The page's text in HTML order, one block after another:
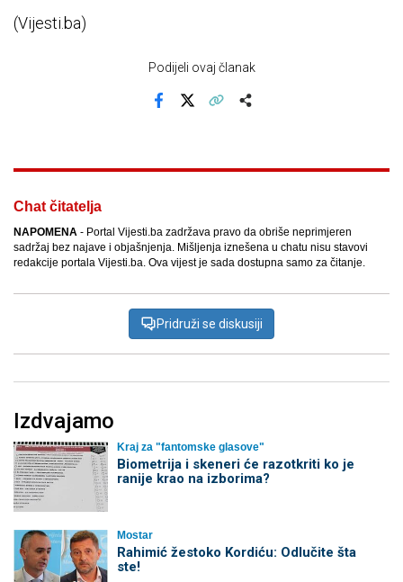
(Vijesti.ba)
Podijeli ovaj članak
Chat čitatelja
NAPOMENA - Portal Vijesti.ba zadržava pravo da obriše neprimjeren
sadržaj bez najave i objašnjenja. Mišljenja iznešena u chatu nisu stavovi
redakcije portala Vijesti.ba. Ova vijest je sada dostupna samo za čitanje.
Pridruži se diskusiji
Izdvajamo
Kraj za "fantomske glasove"
Biometrija i skeneri će razotkriti ko je
ranije krao na izborima?
Mostar
Rahimić žestoko Kordiću: Odlučite šta
ste!